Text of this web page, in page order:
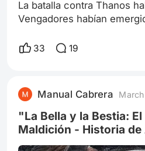
La batalla contra Thanos
Vengadores habían
y filántropo detrás de Iron
inesperado, un agujero de
abrió en el espacio, y una
apareció en la escena. Era
33 19
Manual Cabrera
"La Bella y la Bestia:
Maldición - Historia de
que rodea a Bella,